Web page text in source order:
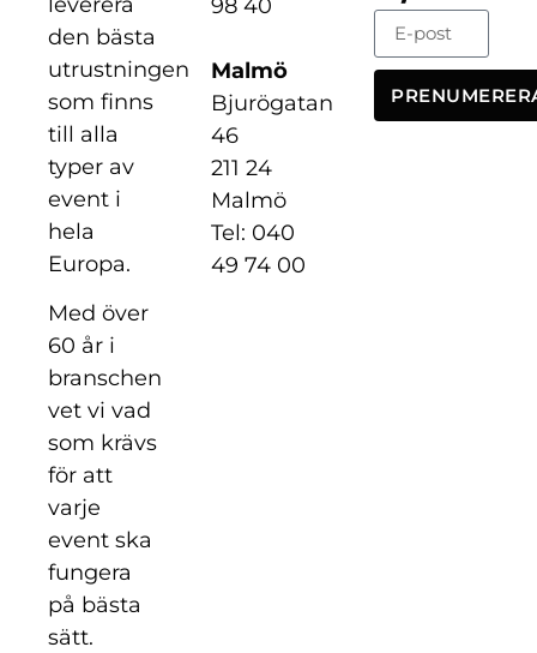
den bästa
utrustningen
som finns
till alla
typer av
event i
hela
Europa.
Med över
60 år i
branschen
vet vi vad
som krävs
för att
varje
event ska
fungera
på bästa
sätt.
98 40
Malmö
Bjurögatan
46
211 24
Malmö
Tel: 040
49 74 00